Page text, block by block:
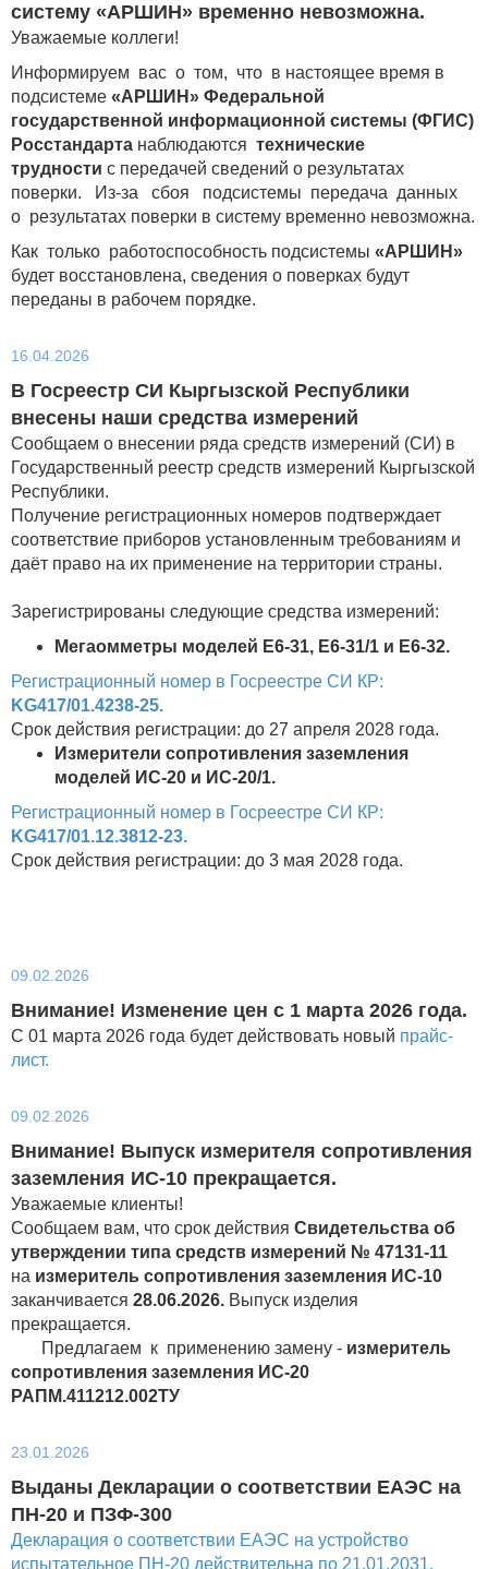
систему «АРШИН» временно невозможна.
Уважаемые коллеги!
Информируем вас о том, что в настоящее время в
подсистеме «АРШИН» Федеральной
государственной информационной системы (ФГИС)
Росстандарта наблюдаются технические
трудности с передачей сведений о результатах
поверки. Из-за сбоя подсистемы передача данных
о результатах поверки в систему временно невозможна.
Как только работоспособность подсистемы «АРШИН»
будет восстановлена, сведения о поверках будут
переданы в рабочем порядке.
16.04.2026
В Госреестр СИ Кыргызской Республики
внесены наши средства измерений
Сообщаем о внесении ряда средств измерений (СИ) в
Государственный реестр средств измерений Кыргызской
Республики.
Получение регистрационных номеров подтверждает
соответствие приборов установленным требованиям и
даёт право на их применение на территории страны.
Зарегистрированы следующие средства измерений:
Мегаомметры моделей Е6-31, Е6-31/1 и Е6-32.
Регистрационный номер в Госреестре СИ КР:
KG417/01.4238-25.
Срок действия регистрации: до 27 апреля 2028 года.
Измерители сопротивления заземления
моделей ИС-20 и ИС-20/1.
Регистрационный номер в Госреестре СИ КР:
KG417/01.12.3812‑23.
Срок действия регистрации: до 3 мая 2028 года.
09.02.2026
Внимание! Изменение цен с 1 марта 2026 года.
С 01 марта 2026 года будет действовать новый прайс-
лист.
09.02.2026
Внимание! Выпуск измерителя сопротивления
заземления ИС-10 прекращается.
Уважаемые клиенты!
Сообщаем вам, что срок действия Свидетельства об
утверждении типа средств измерений № 47131-11
на измеритель сопротивления заземления ИС-10
заканчивается 28.06.2026. Выпуск изделия
прекращается.
Предлагаем к применению замену - измеритель
сопротивления заземления ИС-20
РАПМ.411212.002ТУ
23.01.2026
Выданы Декларации о соответствии ЕАЭС на
ПН-20 и ПЗФ-300
Декларация о соответствии ЕАЭС на устройство
испытательное ПН-20 действительна по 21.01.2031.